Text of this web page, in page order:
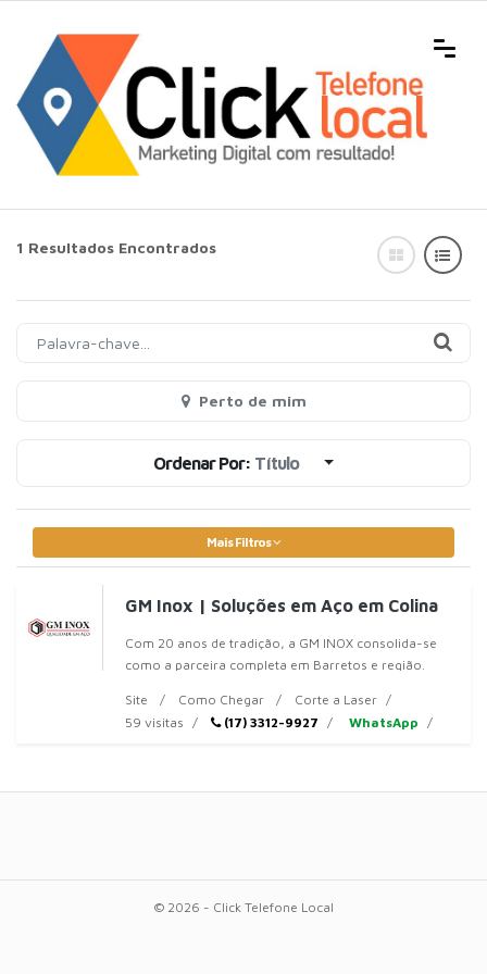
1 Resultados Encontrados
Perto de mim
Ordenar Por: Título
Mais Filtros
GM Inox | Soluções em Aço em Colina
Com 20 anos de tradição, a GM INOX consolida-se
como a parceira completa em Barretos e região.
Site
Como Chegar
Corte a Laser
59 visitas
(17) 3312-9927 WhatsApp
© 2026 - Click Telefone Local